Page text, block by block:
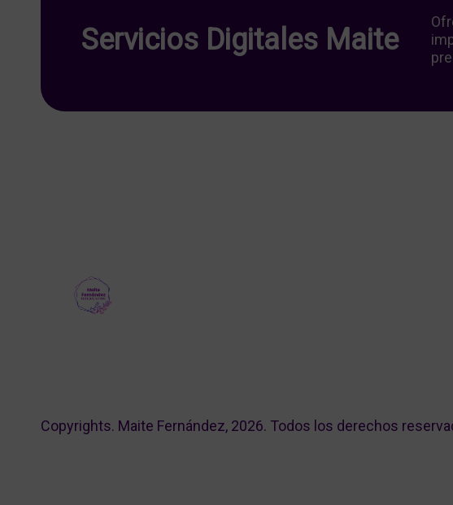
Servicios Digitales Maite
Copyrights. Maite Fernández, 2026. Todos los derechos